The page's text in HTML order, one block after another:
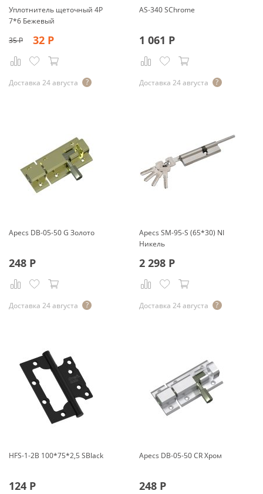
Уплотнитель щеточный 4Р
7*6 Бежевый
35Р 32 Р
Доставка 24 августа
AS-340 SChrome
1 061 Р
Доставка 24 августа
Apecs DB-05-50 G Золото
248 Р
Доставка 24 августа
Apecs SM-95-S (65*30) NI
Никель
2 298Р
Доставка 24 августа
HFS-1-2B 100*75*2,5 SBlack
124 Р
Apecs DB-05-50 CR Хром
248Р